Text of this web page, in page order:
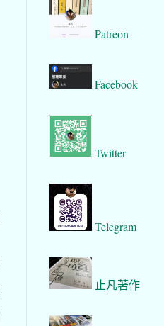
Patreon
Facebook
Twitter
Telegram
止凡著作